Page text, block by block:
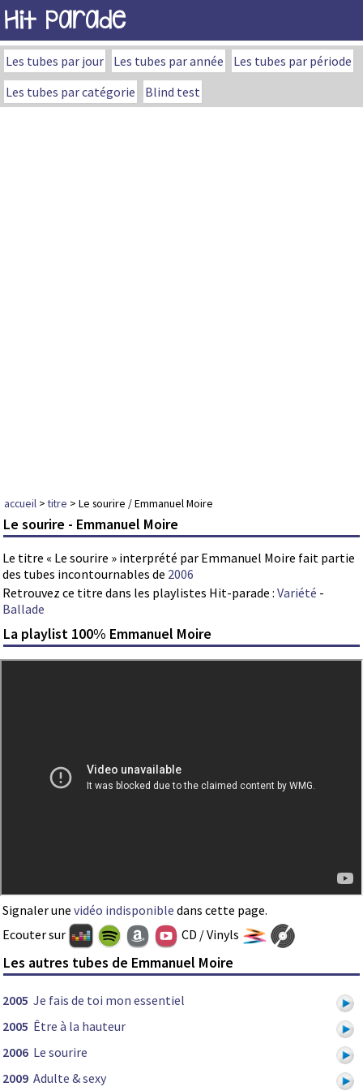
Hit Parade
Les tubes par jour Les tubes par année
Les tubes par période
Les tubes par catégorie
Blind test
accueil >titre > Le sourire / Emmanuel Moire
Le sourire - Emmanuel Moire
Le titre « Le sourire » interprété par Emmanuel Moire fait partie
des tubes incontournables de 2006
Retrouvez ce titre dans les playlistes Hit-parade : Variété -
Ballade
La playlist 100% Emmanuel Moire
Signaler une vidéo indisponible dans cette page.
Ecouter sur
CD / Vinyls
Les autres tubes de Emmanuel Moire
2005 Je fais de toi mon essentiel
2005 Être à la hauteur
2006 Le sourire
2009 Adulte & sexy